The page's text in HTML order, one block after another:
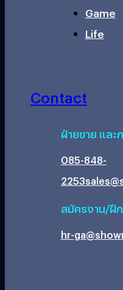
Game
Life
Contact
ฝ่ายขาย และ
085-848-
2253
สมัครงาน/ฝึ
hr-